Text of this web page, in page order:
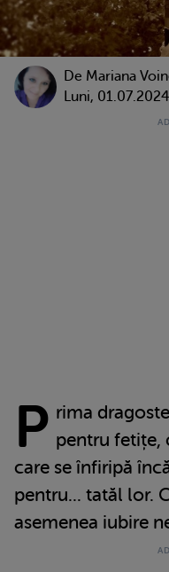
De Mariana
Luni, 01.07.2024
P rima
pentru fetițe,
care se înfiripă
pentru... tatăl lor.
asemenea iubire